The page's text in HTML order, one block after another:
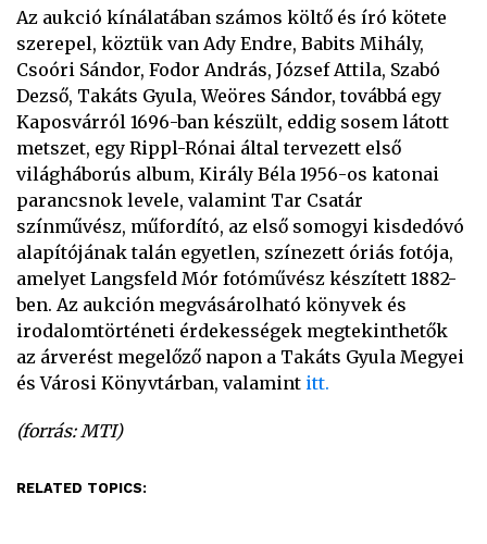
Az aukció kínálatában számos költő és író kötete
szerepel, köztük van Ady Endre, Babits Mihály,
Csoóri Sándor, Fodor András, József Attila, Szabó
Dezső, Takáts Gyula, Weöres Sándor, továbbá egy
Kaposvárról 1696-ban készült, eddig sosem látott
metszet, egy Rippl-Rónai által tervezett első
világháborús album, Király Béla 1956-os katonai
parancsnok levele, valamint Tar Csatár
színművész, műfordító, az első somogyi kisdedóvó
alapítójának talán egyetlen, színezett óriás fotója,
amelyet Langsfeld Mór fotóművész készített 1882-
ben. Az aukción megvásárolható könyvek és
irodalomtörténeti érdekességek megtekinthetők
az árverést megelőző napon a Takáts Gyula Megyei
és Városi Könyvtárban, valamint itt.
(forrás: MTI)
RELATED TOPICS: